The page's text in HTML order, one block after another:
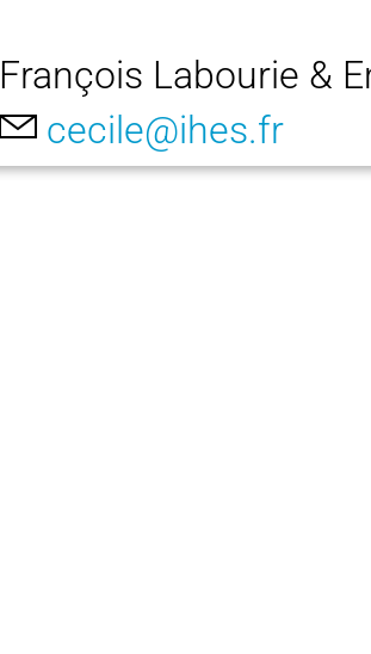
François Labourie &
cecile@ihes.fr